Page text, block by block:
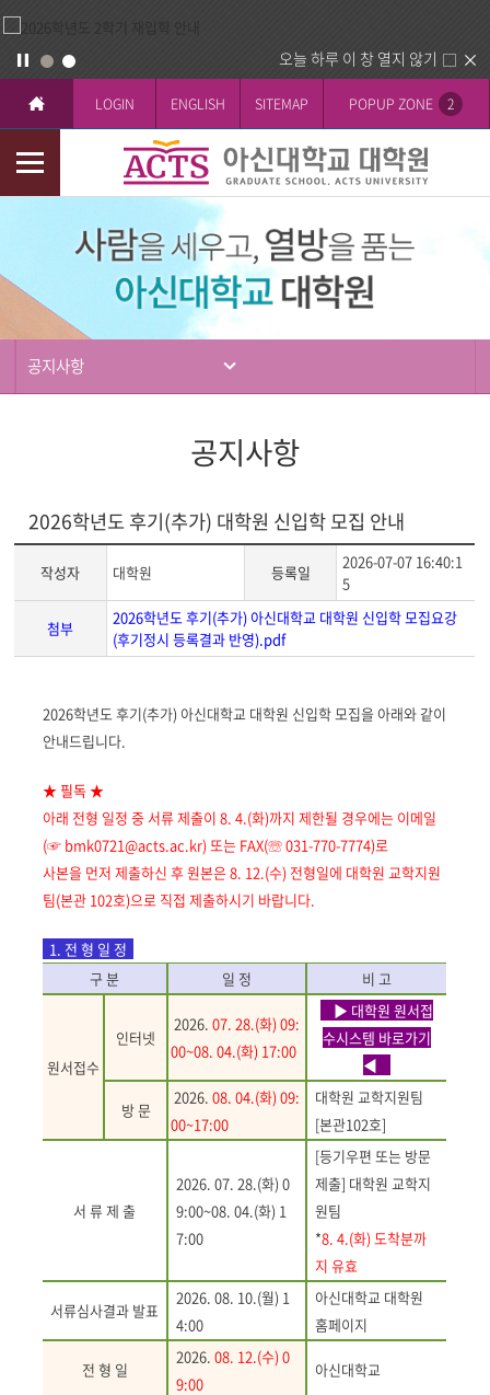
오늘 하루 이 창 열지 않기
LOGIN ENGLISH SITEMAP POPUP ZONE 2
모
바
공지사항
공지사항
2026학년도 후기(추가) 대학원 신입학 모집 안내
작성자 대학원 등록일
2026-07-07 16:40:1
5
첨부
2026학년도 후기(추가) 아신대학교 대학원 신입학 모집요강
(후기정시 등록결과 반영).pdf
게
시
글
문
2026학년도 후기(추가) 아신대학교 대학원 신입학 모집을 아래와 같이
안내드립니다.
★ 필독★
아래 전형 일정 중 서류 제출이 8. 4.(화)까지 제한될 경우에는 이메일
(☞ bmk0721@acts.ac.kr)또는 FAX(☏031-770-7774)로
사본을 먼저 제출하신 후 원본은 8. 12.(수) 전형일에 대학원 교학지원
팀(본관 102호)으로 직접 제출하시기 바랍니다.
1. 전 형 일 정
구 분
일 정 비 고
원서접수
인터넷
2026. 07. 28.(화) 09:
00~08. 04.(화) 17:00
▶ 대학원 원서접
수시스템 바로가기
◀
방 문
2026.08. 04.(화) 09:
00~17:00
대학원 교학지원팀
[본관102호]
서 류 제 출
2026. 07. 28.(화) 0
9:00~08. 04.(화) 1
7:00
[등기우편 또는 방문
제출] 대학원 교학지
원팀
*8. 4.(화) 도착분까
지유효
서류심사결과 발표
2026. 08. 10.(월) 1
4:00
아신대학교 대학원
홈페이지
전 형 일
2026.08. 12.(수) 0
9:00
아신대학교